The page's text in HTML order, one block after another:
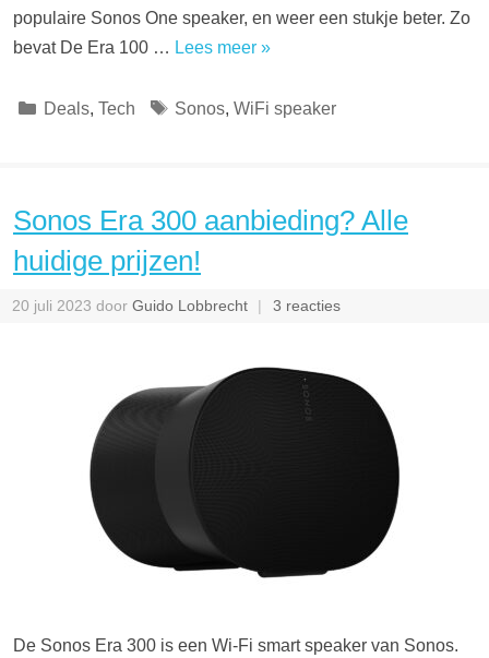
populaire Sonos One speaker, en weer een stukje beter. Zo
bevat De Era 100 … Lees meer »
Categorieën
Deals, Tech Tags
Sonos,WiFi speaker
Sonos Era 300 aanbieding? Alle
huidige prijzen!
20 juli 2023 door Guido Lobbrecht 3 reacties
De Sonos Era 300 is een Wi-Fi smart speaker van Sonos.